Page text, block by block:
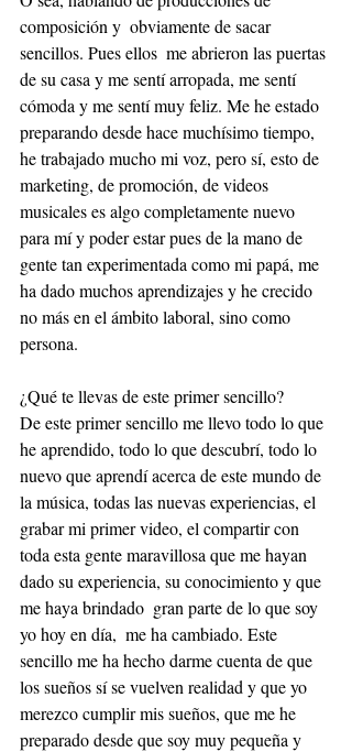
composición y  obviamente de sacar
sencillos. Pues ellos  me abrieron las puertas
de su casa y me sentí arropada, me sentí
cómoda y me sentí muy feliz. Me he estado
preparando desde hace muchísimo tiempo,
he trabajado mucho mi voz, pero sí, esto de
marketing, de promoción, de videos
musicales es algo completamente nuevo
para mí y poder estar pues de la mano de
gente tan experimentada como mi papá, me
ha dado muchos aprendizajes y he crecido
no más en el ámbito laboral, sino como
persona.
¿Qué te llevas de este primer sencillo?
De este primer sencillo me llevo todo lo que
he aprendido, todo lo que descubrí, todo lo
nuevo que aprendí acerca de este mundo de
la música, todas las nuevas experiencias, el
grabar mi primer video, el compartir con
toda esta gente maravillosa que me hayan
dado su experiencia, su conocimiento y que
me haya brindado  gran parte de lo que soy
yo hoy en día,  me ha cambiado. Este
sencillo me ha hecho darme cuenta de que
los sueños sí se vuelven realidad y que yo
merezco cumplir mis sueños, que me he
preparado desde que soy muy pequeña y